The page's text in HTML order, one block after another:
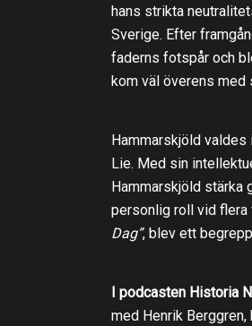
hans strikta
Sverige. Efter
faderns fotspår och
kom väl överens
Hammarskjöld
Lie. Med sin
Hammarskjöld stärka
personlig roll vid flera
Dag”, blev ett
I podcasten Historia
med Henrik